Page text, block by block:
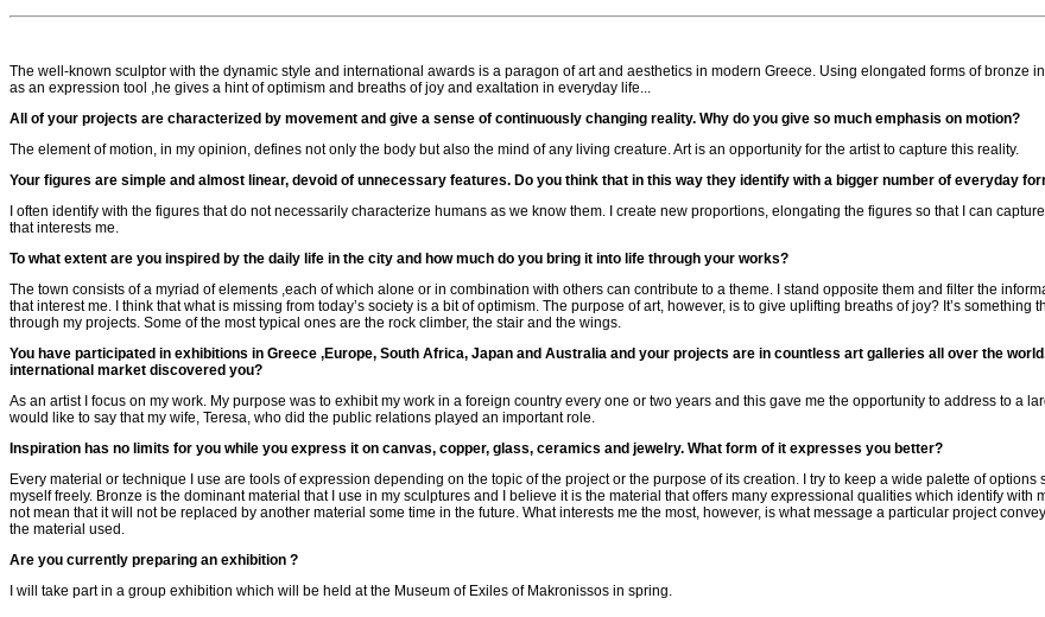
The well-known sculptor with the dynamic style and international awards is a paragon of art and aesthetics in modern Greece. Using elongated forms of bronze
as an expression tool ,he gives a hint of optimism and breaths of joy and exaltation in everyday life...
All of your projects are characterized by movement and give a sense of continuously changing reality. Why do you give so much emphasis on motion?
The element of motion, in my opinion, defines not only the body but also the mind of any living creature. Art is an opportunity for the artist to capture this reality.
Your figures are simple and almost linear, devoid of unnecessary features. Do you think that in this way they identify with a bigger number of everyday
I often identify with the figures that do not necessarily characterize humans as we know them. I create new proportions, elongating the figures so that I can
that interests me.
To what extent are you inspired by the daily life in the city and how much do you bring it into life through your works?
The town consists of a myriad of elements ,each of which alone or in combination with others can contribute to a theme. I stand opposite them and filter the
that interest me. I think that what is missing from today’s society is a bit of optimism. The purpose of art, however, is to give uplifting breaths of joy? It’s something
through my projects. Some of the most typical ones are the rock climber, the stair and the wings.
You have participated in exhibitions in Greece ,Europe, South Africa, Japan and Australia and your projects are in countless art galleries all over the
international market discovered you?
As an artist I focus on my work. My purpose was to exhibit my work in a foreign country every one or two years and this gave me the opportunity to address to a
would like to say that my wife, Teresa, who did the public relations played an important role.
Inspiration has no limits for you while you express it on canvas, copper, glass, ceramics and jewelry. What form of it expresses you better?
Every material or technique I use are tools of expression depending on the topic of the project or the purpose of its creation. I try to keep a wide palette of options
myself freely. Bronze is the dominant material that I use in my sculptures and I believe it is the material that offers many expressional qualities which identify with
not mean that it will not be replaced by another material some time in the future. What interests me the most, however, is what message a particular project
the material used.
Are you currently preparing an exhibition ?
I will take part in a group exhibition which will be held at the Museum of Exiles of Makronissos in spring.